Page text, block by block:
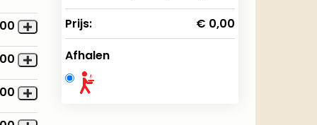
Prijs:
€ 0,00
Afhalen